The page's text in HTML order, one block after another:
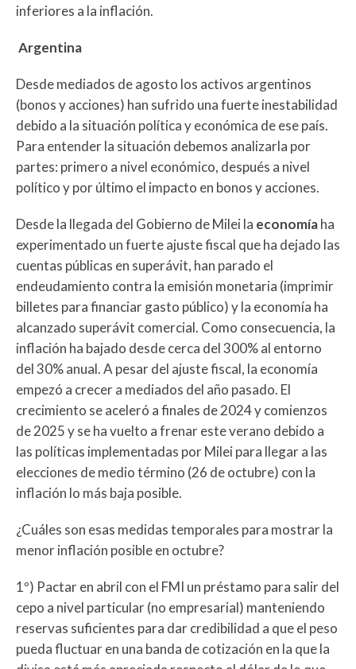
inferiores a la inflación.
Argentina
Desde mediados de agosto los activos argentinos
(bonos y acciones) han sufrido una fuerte inestabilidad
debido a la situación política y económica de ese país.
Para entender la situación debemos analizarla por
partes: primero a nivel económico, después a nivel
político y por último el impacto en bonos y acciones.
Desde la llegada del Gobierno de Milei la economíaha
experimentado un fuerte ajuste fiscal que ha dejado las
cuentas públicas en superávit, han parado el
endeudamiento contra la emisión monetaria (imprimir
billetes para financiar gasto público) y la economía ha
alcanzado superávit comercial. Como consecuencia, la
inflación ha bajado desde cerca del 300% al entorno
del 30% anual. A pesar del ajuste fiscal, la economía
empezó a crecer a mediados del año pasado. El
crecimiento se aceleró a finales de 2024 y comienzos
de 2025 y se ha vuelto a frenar este verano debido a
las políticas implementadas por Milei para llegar a las
elecciones de medio término (26 de octubre) con la
inflación lo más baja posible.
¿Cuáles son esas medidas temporales para mostrar la
menor inflación posible en octubre?
1º) Pactar en abril con el FMI un préstamo para salir del
cepo a nivel particular (no empresarial) manteniendo
reservas suficientes para dar credibilidad a que el peso
pueda fluctuar en una banda de cotización en la que la